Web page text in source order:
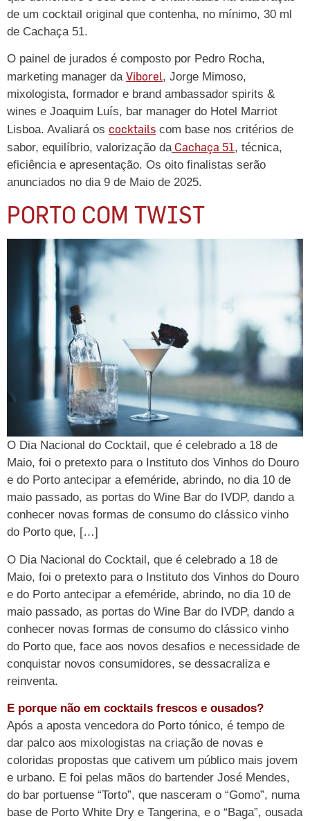
de um cocktail original que contenha, no mínimo, 30 ml
de Cachaça 51.
O painel de jurados é composto por Pedro Rocha,
marketing manager da Viborel, Jorge Mimoso,
mixologista, formador e brand ambassador spirits &
wines e Joaquim Luís, bar manager do Hotel Marriot
Lisboa. Avaliará os cocktails com base nos critérios de
sabor, equilíbrio, valorização da Cachaça 51, técnica,
eficiência e apresentação. Os oito finalistas serão
anunciados no dia 9 de Maio de 2025.
PORTO COM TWIST
O Dia Nacional do Cocktail, que é celebrado a 18 de
Maio, foi o pretexto para o Instituto dos Vinhos do Douro
e do Porto antecipar a efeméride, abrindo, no dia 10 de
maio passado, as portas do Wine Bar do IVDP, dando a
conhecer novas formas de consumo do clássico vinho
do Porto que, […]
O Dia Nacional do Cocktail, que é celebrado a 18 de
Maio, foi o pretexto para o Instituto dos Vinhos do Douro
e do Porto antecipar a efeméride, abrindo, no dia 10 de
maio passado, as portas do Wine Bar do IVDP, dando a
conhecer novas formas de consumo do clássico vinho
do Porto que, face aos novos desafios e necessidade de
conquistar novos consumidores, se dessacraliza e
reinventa.
E porque não em cocktails frescos e ousados?
Após a aposta vencedora do Porto tónico, é tempo de
dar palco aos mixologistas na criação de novas e
coloridas propostas que cativem um público mais jovem
e urbano. E foi pelas mãos do bartender José Mendes,
do bar portuense “Torto”, que nasceram o “Gomo”, numa
base de Porto White Dry e Tangerina, e o “Baga”, ousada